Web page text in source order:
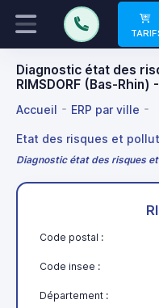
Diagnostic état des
RIMSDORF (Bas-Rhin)
Accueil ERP par ville
Etat des risques et
Diagnostic état des risques et
Code postal :
Code insee :
Département :